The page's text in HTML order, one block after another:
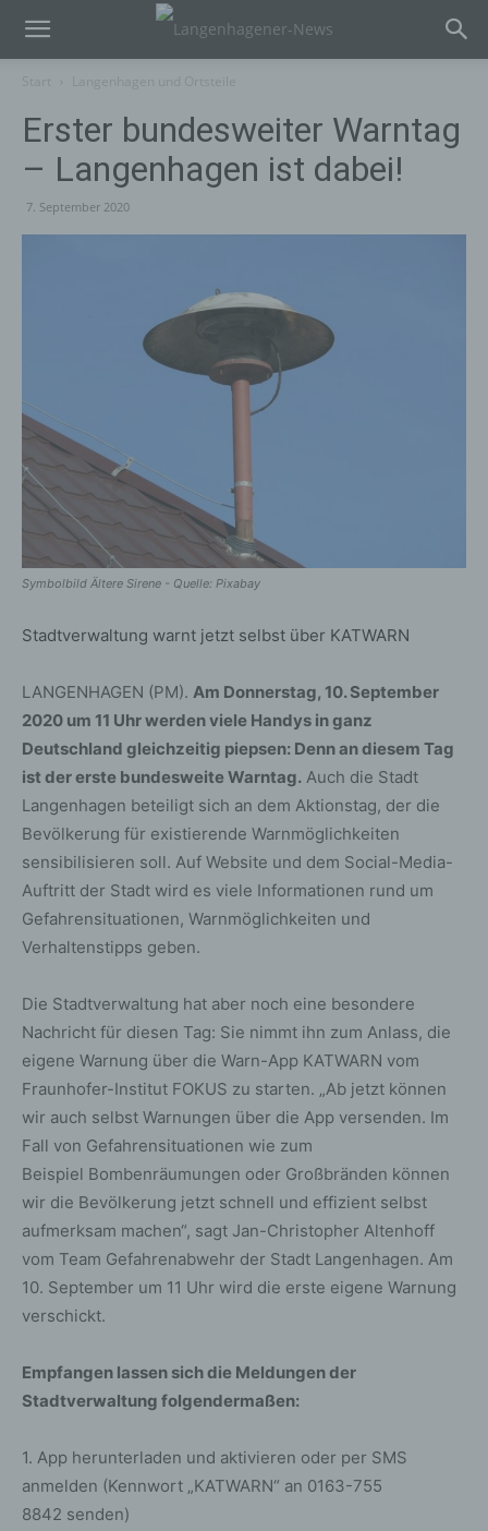
Erster bundesweiter Warntag
– Langenhagen ist dabei!
7. September 2020
Symbolbild Ältere Sirene - Quelle: Pixabay
Stadtverwaltung warnt jetzt selbst über KATWARN
LANGENHAGEN (PM). Am Donnerstag, 10. September
2020 um 11 Uhr werden viele Handys in ganz
Deutschland gleichzeitig piepsen: Denn an diesem Tag
ist der erste bundesweite Warntag. Auch die Stadt
Langenhagen beteiligt sich an dem Aktionstag, der die
Bevölkerung für existierende Warnmöglichkeiten
sensibilisieren soll. Auf Website und dem Social-Media-
Auftritt der Stadt wird es viele Informationen rund um
Gefahrensituationen, Warnmöglichkeiten und
Verhaltenstipps geben.
Die Stadtverwaltung hat aber noch eine besondere
Nachricht für diesen Tag: Sie nimmt ihn zum Anlass, die
eigene Warnung über die Warn-App KATWARN vom
Fraunhofer-Institut FOKUS zu starten. „Ab jetzt können
wir auch selbst Warnungen über die App versenden. Im
Fall von Gefahrensituationen wie zum
Beispiel Bombenräumungen oder Großbränden können
wir die Bevölkerung jetzt schnell und effizient selbst
aufmerksam machen“, sagt Jan-Christopher Altenhoff
vom Team Gefahrenabwehr der Stadt Langenhagen. Am
10. September um 11 Uhr wird die erste eigene Warnung
verschickt.
Empfangen lassen sich die Meldungen der
Stadtverwaltung folgendermaßen:
1. App herunterladen und aktivieren oder per SMS
anmelden (Kennwort „KATWARN“ an 0163-755
8842 senden)